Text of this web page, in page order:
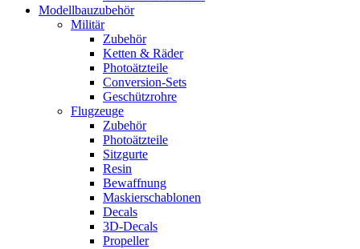
Modellbauzubehör
Militär
Zubehör
Ketten & Räder
Photoätzteile
Conversion-Sets
Geschützrohre
Flugzeuge
Zubehör
Photoätzteile
Sitzgurte
Resin
Bewaffnung
Maskierschablonen
Decals
3D-Decals
Propeller